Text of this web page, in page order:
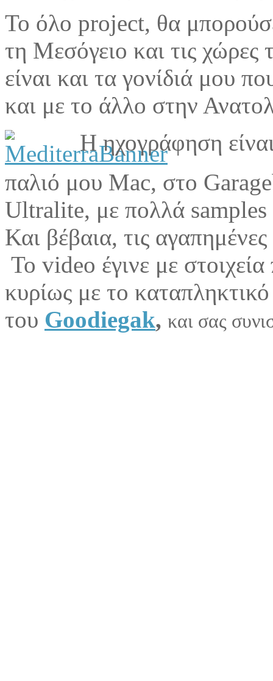
Το όλο project, θα
τη Μεσόγειο και τις
είναι και τα γονίδιά μου
και με το άλλο στην
Η ηχογράφηση
παλιό μου Mac, στο
Ultralite, με πολλά samples
Και βέβαια, τις
Το video έγινε με
κυρίως με το
του Goodiegak, και σας